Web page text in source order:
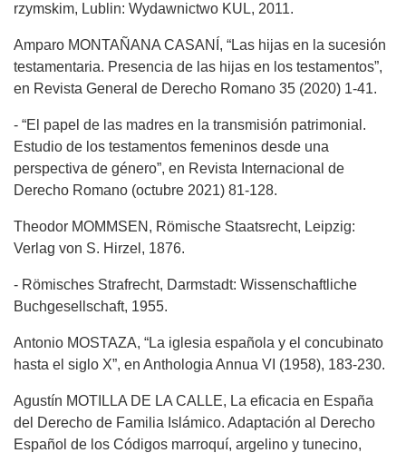
rzymskim, Lublin: Wydawnictwo KUL, 2011.
Amparo MONTAÑANA CASANÍ, “Las hijas en la sucesión
testamentaria. Presencia de las hijas en los testamentos”,
en Revista General de Derecho Romano 35 (2020) 1-41.
- “El papel de las madres en la transmisión patrimonial.
Estudio de los testamentos femeninos desde una
perspectiva de género”, en Revista Internacional de
Derecho Romano (octubre 2021) 81-128.
Theodor MOMMSEN, Römische Staatsrecht, Leipzig:
Verlag von S. Hirzel, 1876.
- Römisches Strafrecht, Darmstadt: Wissenschaftliche
Buchgesellschaft, 1955.
Antonio MOSTAZA, “La iglesia española y el concubinato
hasta el siglo X”, en Anthologia Annua VI (1958), 183-230.
Agustín MOTILLA DE LA CALLE, La eficacia en España
del Derecho de Familia Islámico. Adaptación al Derecho
Español de los Códigos marroquí, argelino y tunecino,